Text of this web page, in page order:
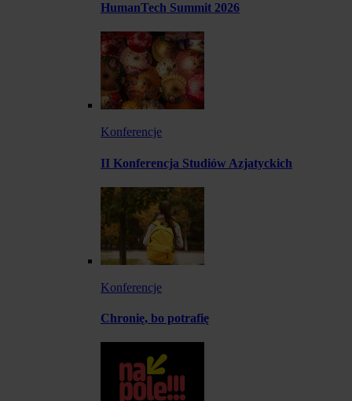
HumanTech Summit 2026
Konferencje
II Konferencja Studiów Azjatyckich
Konferencje
Chronię, bo potrafię